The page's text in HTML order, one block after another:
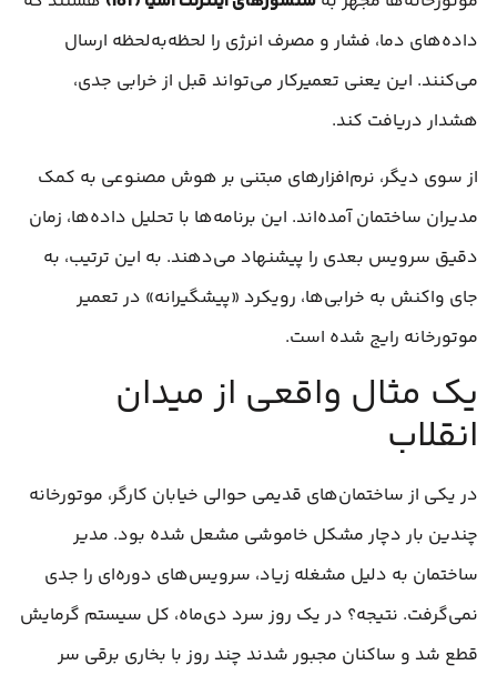
داده‌های دما، فشار و مصرف انرژی را لحظه‌به‌لحظه ارسال
می‌کنند. این یعنی تعمیرکار می‌تواند قبل از خرابی جدی،
هشدار دریافت کند.
از سوی دیگر، نرم‌افزارهای مبتنی بر هوش مصنوعی به کمک
مدیران ساختمان آمده‌اند. این برنامه‌ها با تحلیل داده‌ها، زمان
دقیق سرویس بعدی را پیشنهاد می‌دهند. به این ترتیب، به
جای واکنش به خرابی‌ها، رویکرد «پیشگیرانه» در تعمیر
موتورخانه رایج شده است.
یک مثال واقعی از میدان
انقلاب
در یکی از ساختمان‌های قدیمی حوالی خیابان کارگر، موتورخانه
چندین بار دچار مشکل خاموشی مشعل شده بود. مدیر
ساختمان به دلیل مشغله زیاد، سرویس‌های دوره‌ای را جدی
نمی‌گرفت. نتیجه؟ در یک روز سرد دی‌ماه، کل سیستم گرمایش
قطع شد و ساکنان مجبور شدند چند روز با بخاری برقی سر